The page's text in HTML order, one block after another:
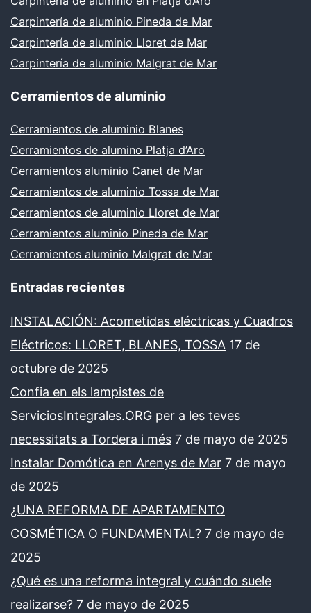
Carpintería de aluminio Pineda de Mar
Carpintería de aluminio Lloret de Mar
Carpintería de aluminio Malgrat de Mar
Cerramientos de aluminio
Cerramientos de aluminio Blanes
Cerramientos de alumino Platja d’Aro
Cerramientos aluminio Canet de Mar
Cerramientos de aluminio Tossa de Mar
Cerramientos de aluminio Lloret de Mar
Cerramientos aluminio Pineda de Mar
Cerramientos aluminio Malgrat de Mar
Entradas recientes
INSTALACIÓN: Acometidas eléctricas y Cuadros
Eléctricos: LLORET, BLANES, TOSSA 17 de
octubre de 2025
Confia en els lampistes de
ServiciosIntegrales.ORG per a les teves
necessitats a Tordera i més 7 de mayo de 2025
Instalar Domótica en Arenys de Mar 7 de mayo
de 2025
¿UNA REFORMA DE APARTAMENTO
COSMÉTICA O FUNDAMENTAL? 7 de mayo de
2025
¿Qué es una reforma integral y cuándo suele
realizarse? 7 de mayo de 2025